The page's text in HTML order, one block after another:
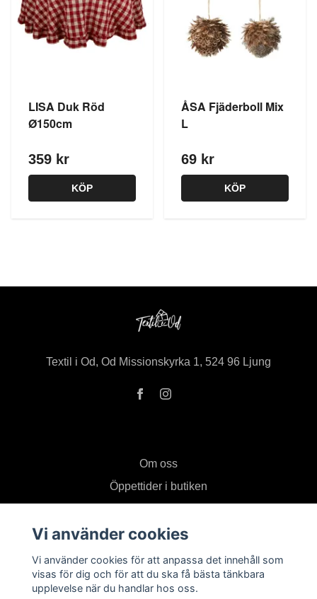
LISA Duk Röd
Ø150cm
359 kr
KÖP
ÅSA Fjäderboll Mix
L
69 kr
KÖP
Textil i Od, Od Missionskyrka 1, 524 96 Ljung
Om oss
Öppettider i butiken
Köpvillkor
Returer
Vi använder cookies
Vi använder cookies för att anpassa det innehåll som
visas för dig och för att du ska få bästa tänkbara
upplevelse när du handlar hos oss.